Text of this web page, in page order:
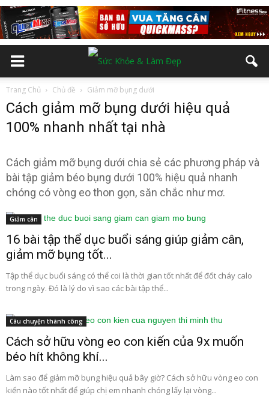
Trang Chủ Chủ đề Giảm mỡ bụng dưới
Cách giảm mỡ bụng dưới hiệu quả
100% nhanh nhất tại nhà
Cách giảm mỡ bụng dưới chia sẻ các phương pháp và
bài tập giảm béo bụng dưới 100% hiệu quả nhanh
chóng có vòng eo thon gọn, săn chắc như mơ.
Giảm cân
16 bài tập thể dục buổi sáng giúp giảm cân,
giảm mỡ bụng tốt...
Tập thể dục buổi sáng có thể coi là thời gian tốt nhất để đốt cháy calo
trong ngày. Đó là lý do vì sao các bài tập thể...
Câu chuyện thành công
Cách sở hữu vòng eo con kiến của 9x muốn
béo hít không khí...
Làm sao để giảm mỡ bụng hiệu quả bây giờ? Cách sở hữu vòng eo con
kiến nào tốt nhất để giúp chị em nhanh chóng lấy lại vòng...